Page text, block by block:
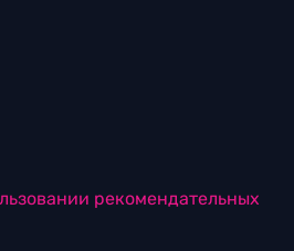
рекомендательных